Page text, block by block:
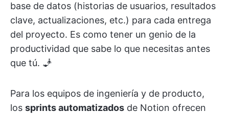
base de datos (historias de usuarios, resultados
clave, actualizaciones, etc.) para cada entrega
del proyecto. Es como tener un genio de la
productividad que sabe lo que necesitas antes
que tú. 🧞
Para los equipos de ingeniería y de producto,
los sprints automatizados de Notion ofrecen